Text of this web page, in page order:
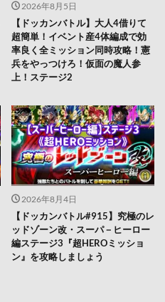
2026年8月5日
【ドッカンバトル】大人4借りて
超簡単！イベント産4体編成で効
率良く全ミッション同時攻略！憲
兵をやっつけろ！仮面の魔人参
上！ステージ2
2026年8月4日
【ドッカンバトル#915】究極のレ
ッドゾーン改・スーパ－ヒーロー
編ステージ3『超HEROミッショ
ン』を攻略しましょう